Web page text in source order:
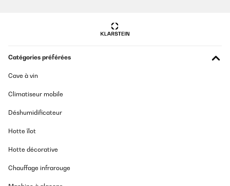
Catégories préférées
Cave à vin
Climatiseur mobile
Déshumidificateur
Hotte îlot
Hotte décorative
Chauffage infrarouge